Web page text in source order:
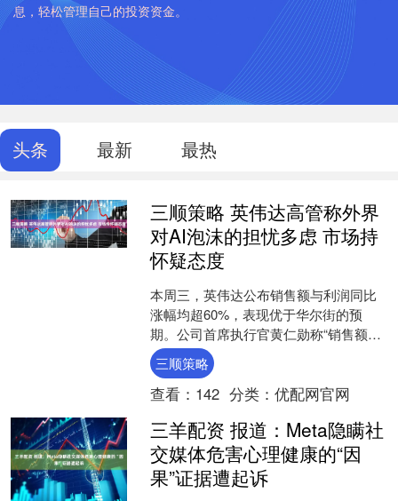
息，轻松管理自己的投资资金。
头条 最新 最热
三顺策略 英伟达高管称外界
对AI泡沫的担忧多虑 市场持
怀疑态度
本周三，英伟达公布销售额与利润同比
涨幅均超60%，表现优于华尔街的预
期。公司首席执行官黄仁勋称“销售额创
下历史新高”。此外，英伟达预计第四季
度营收约为650亿美....
三顺策略
查看： 142 分类： 优配网官网
三羊配资 报道：Meta隐瞒社
交媒体危害心理健康的“因
果”证据遭起诉